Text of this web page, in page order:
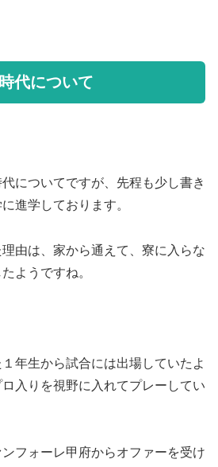
代について
についてですが、先程も少し書き
進学しております。
由は、家から通えて、寮に入らな
ようですね。
年生から試合には出場していたよ
入りを視野に入れてプレーしてい
フォーレ甲府からオファーを受け